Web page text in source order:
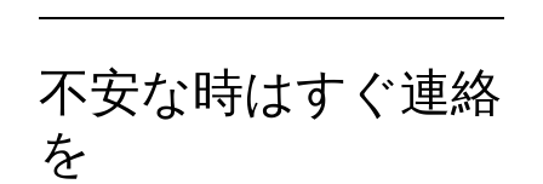
不安な時はすぐ連絡
を